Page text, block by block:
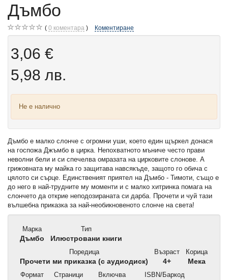
Дъмбо
0 коментара Коментиране
3,06 €
5,98 лв.
Не е налично
Дъмбо е малко слонче с огромни уши, което един щъркел донася
на госпожа Джъмбо в цирка. Непохватното мъниче често прави
неволни бели и си спечелва омразата на цирковите слонове. А
грижовната му майка го защитава навсякъде, защото го обича с
цялото си сърце. Единственият приятел на Дъмбо - Тимоти, също е
до него в най-трудните му моменти и с малко хитринка помага на
слончето да открие неподозираната си дарба. Прочети и чуй тази
вълшебна приказка за най-необикновеното слонче на света!
Марка
Дъмбо
Тип
Илюстровани книги
Поредица
Прочети ми приказка (с аудиодиск)
Възраст
4+
Корица
Мека
Формат
Страници
Включва
ISBN/Баркод